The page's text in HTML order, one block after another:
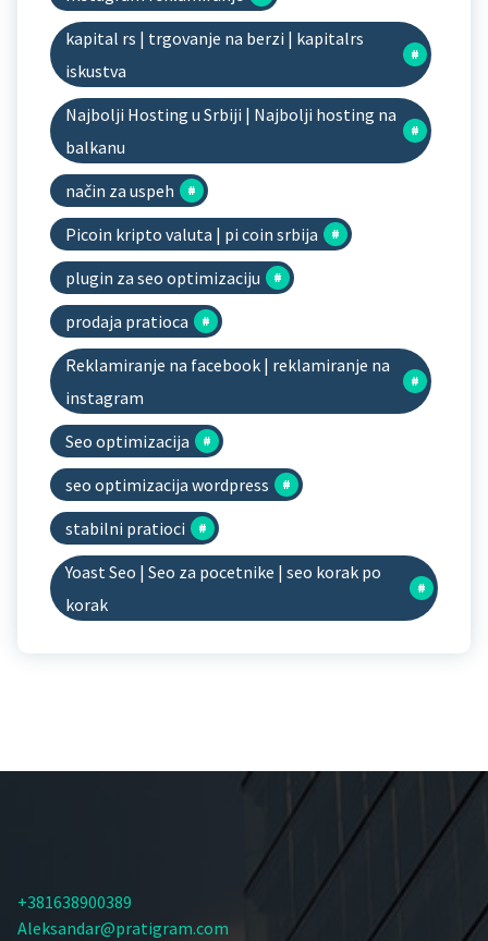
kapital rs | trgovanje na berzi | kapitalrs
iskustva
Najbolji Hosting u Srbiji | Najbolji hosting na
balkanu
način za uspeh
Picoin kripto valuta | pi coin srbija
plugin za seo optimizaciju
prodaja pratioca
Reklamiranje na facebook | reklamiranje na
instagram
Seo optimizacija
seo optimizacija wordpress
stabilni pratioci
Yoast Seo | Seo za pocetnike | seo korak po
korak
+381638900389
Aleksandar@pratigram.com